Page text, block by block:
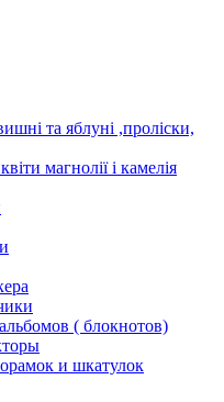
та яблуні ,проліски,
магнолії і камелія
( блокнотов)
и шкатулок